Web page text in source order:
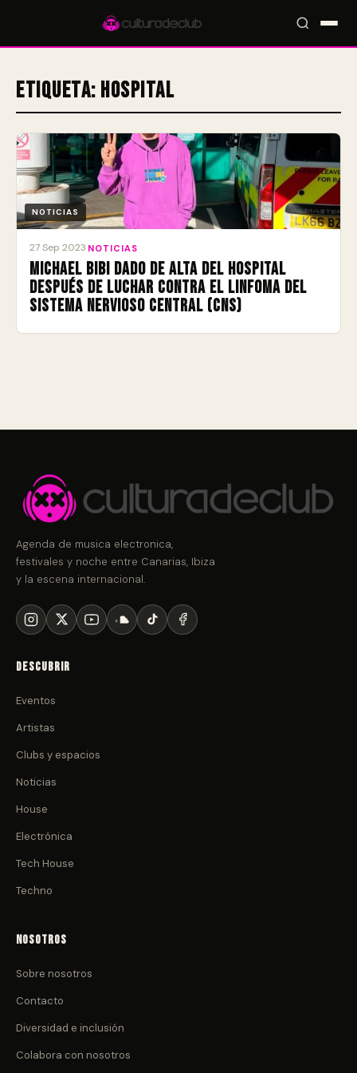
Accesos rápidos:🎪 Eventos🎤 Artistas📍 Locales📰 Radar
Etiqueta: hospital
NOTICIAS
27 Sep 2023 NOTICIAS
Michael Bibi dado de alta del hospital
después de luchar contra el linfoma del
sistema nervioso central (CNS)
Agenda de musica electronica,
festivales y noche entre Canarias, Ibiza
y la escena internacional.
Descubrir
Eventos
Artistas
Clubs y espacios
Noticias
House
Electrónica
Tech House
Techno
Nosotros
Sobre nosotros
Contacto
Diversidad e inclusión
Colabora con nosotros